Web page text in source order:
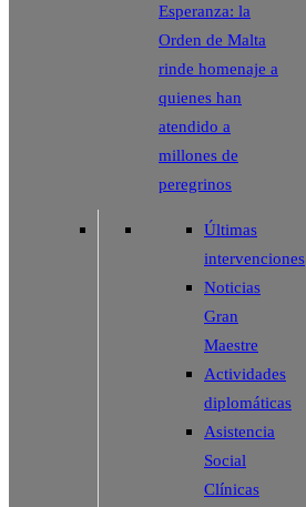
Esperanza: la
Orden de Malta
rinde homenaje a
quienes han
atendido a
millones de
peregrinos
Últimas
intervenciones
Noticias
Gran
Maestre
Actividades
diplomáticas
Asistencia
Social
Clínicas